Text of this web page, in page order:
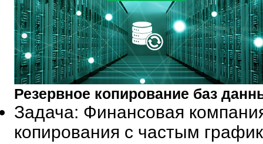
Резервное копирование баз
Задача: Финансовая
копирования с частым